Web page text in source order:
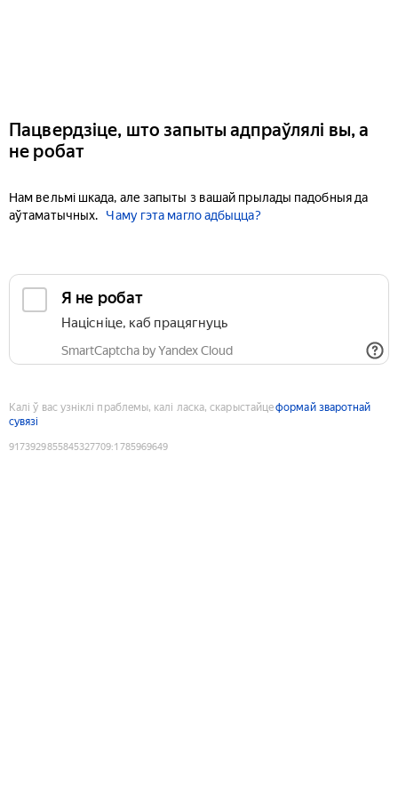
Пацвердзіце, што запыты адпраўлялі вы, а
не робат
Нам вельмі шкада, але запыты з вашай прылады падобныя да
аўтаматычных.
Чаму гэта магло адбыцца?
Я не робат
Націсніце, каб працягнуць
SmartCaptcha by Yandex Cloud
Калі ў вас узніклі праблемы, калі ласка, скарыстайцеформай зваротнай
сувязі
9173929855845327709:1785969649